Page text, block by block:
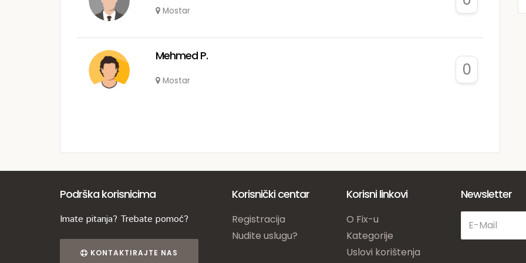
Mostar
Mehmed P.
Mostar
0
Podrška korisnicima
Imate pitanja? Trebate pomoć?
KONTAKTIRAJTE NAS
Korisnički centar
Registracija
Nudite uslugu?
Korisni linkovi
O Fix-u
Kategorije
Uslovi korištenja
Newsletter